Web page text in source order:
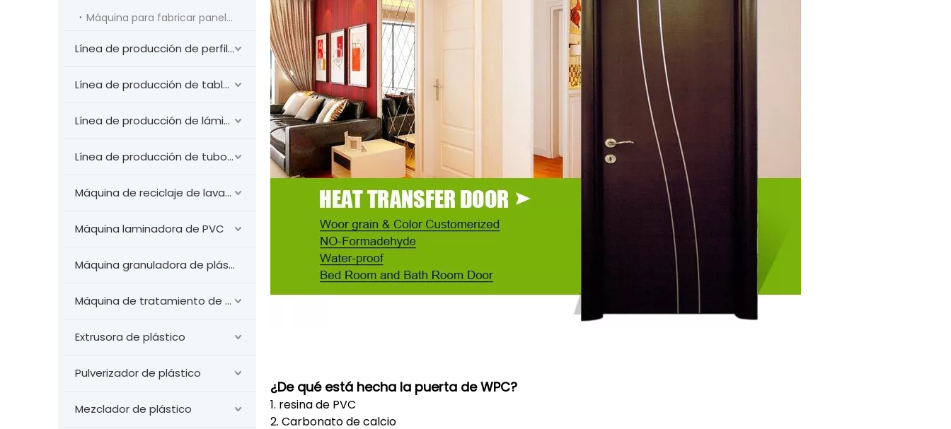
Máquina para fabricar paneles de pared WPC
Línea de producción de perfiles de PVC
Línea de producción de tableros de PVC
Línea de producción de láminas de PVC
Línea de producción de tubos de plástico
Máquina de reciclaje de lavado de plástico
Máquina laminadora de PVC
Máquina granuladora de plástico
Máquina de tratamiento de superficies
Extrusora de plástico
Pulverizador de plástico
Mezclador de plástico
¿De qué está hecha la puerta de WPC?
1. resina de PVC
2. Carbonato de calcio